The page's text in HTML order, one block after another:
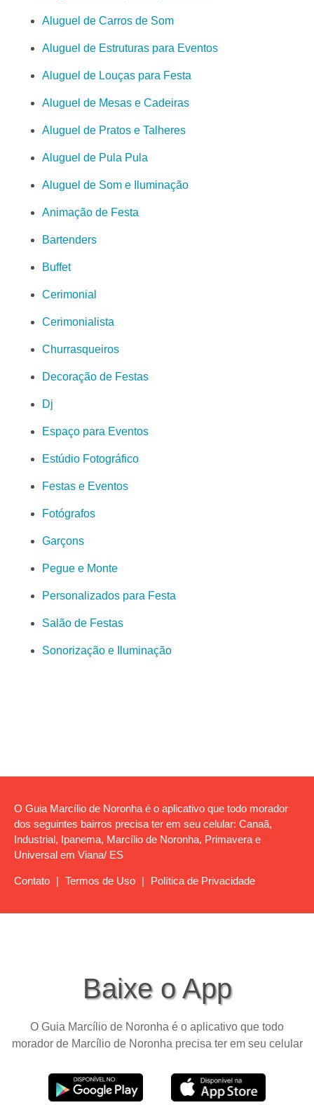
Aluguel de Carros de Som
Aluguel de Estruturas para Eventos
Aluguel de Louças para Festa
Aluguel de Mesas e Cadeiras
Aluguel de Pratos e Talheres
Aluguel de Pula Pula
Aluguel de Som e Iluminação
Animação de Festa
Bartenders
Buffet
Cerimonial
Cerimonialista
Churrasqueiros
Decoração de Festas
Dj
Espaço para Eventos
Estúdio Fotográfico
Festas e Eventos
Fotógrafos
Garçons
Pegue e Monte
Personalizados para Festa
Salão de Festas
Sonorização e Iluminação
O Guia Marcílio de Noronha é o aplicativo que todo morador
dos seguintes bairros precisa ter em seu celular: Canaã,
Industrial, Ipanema, Marcílio de Noronha, Primavera e
Universal em Viana/ ES
Contato | Termos de Uso | Política de Privacidade
Baixe o App
O Guia Marcílio de Noronha é o aplicativo que todo
morador de Marcílio de Noronha precisa ter em seu celular